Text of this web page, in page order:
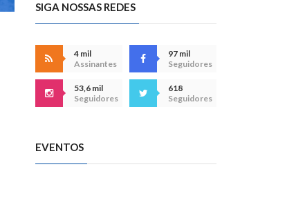
SIGA NOSSAS REDES
4 mil
Assinantes
97 mil
Seguidores
53,6 mil
Seguidores
618
Seguidores
EVENTOS